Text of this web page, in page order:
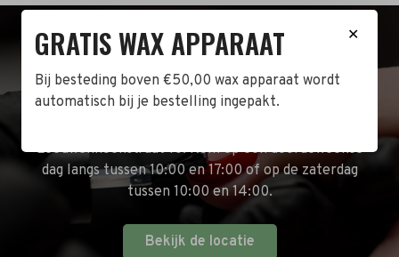
BEZOEK DE WINKEL!
Naast de online shop hebben wij ook een fysieke
Leeuwenhoekstraat 10. Kom op een doordeweekse
dag langs tussen 10:00 en 17:00 of op de zaterdag
tussen 10:00 en 14:00.
Bekijk de locatie
✕
GRATIS WAX APPARAAT
Bij besteding boven €50,00 wax apparaat wordt
automatisch bij je bestelling ingepakt.